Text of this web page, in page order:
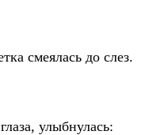
смеялась до слез.
улыбнулась: